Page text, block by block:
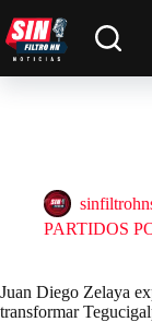
al
contenido
PARTIDOS
Juan Diego Zelaya
transformar